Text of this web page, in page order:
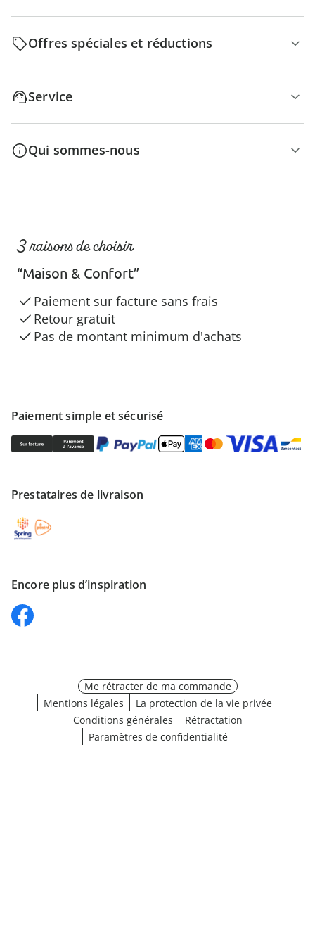
Offres spéciales et réductions
Service
Qui sommes-nous
Paiement simple et sécurisé
Prestataires de livraison
Encore plus d’inspiration
3 raisons de choisir
“Maison & Confort”
Paiement sur facture sans frais
Retour gratuit
Pas de montant minimum d'achats
Me rétracter de ma commande
Mentions légales
La protection de la vie privée
Conditions générales
Rétractation
Paramètres de confidentialité